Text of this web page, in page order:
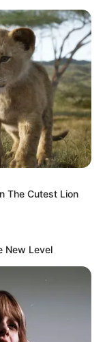
uma
as opções
para os
com relação
alguns
The Cutest Lion
New Level